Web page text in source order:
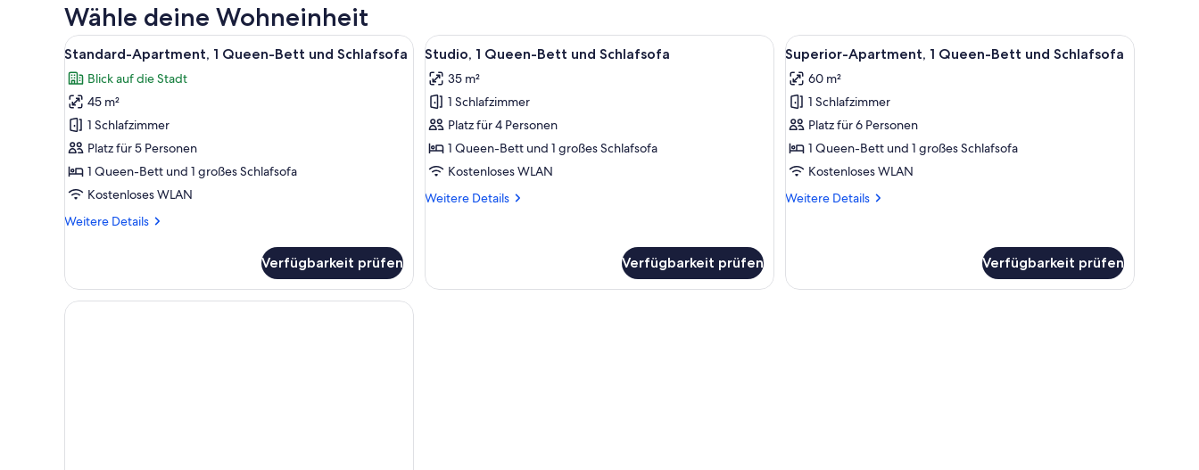
Wähle deine Wohneinheit
Alle
Fotos
für
Standard-
Apartment,
1 Queen-
Bett
und
anzeigen
Ein Hotelzimmer mit einer Küchenzeile, einem Essbereich und einem Bett mit Kopfteil.
14
Standard-Apartment, 1 Queen-Bett und Schlafsofa
Blick auf die Stadt
45 m²
1 Schlafzimmer
Platz für 5 Personen
1 Queen-Bett und 1 großes Schlafsofa
Kostenloses WLAN
Weitere Details
Weitere
Apartment,
1 Queen-
Bett
Verfügbarkeit prüfen
Alle
Fotos
für
Studio,
1 Queen-
Bett
und
anzeigen
Ein Schlafzimmer mit einem großen Bett, einem Holzkopfstück, einem Flachbildfernseher, einem Gemälde an
8
Studio, 1 Queen-Bett und Schlafsofa
35 m²
1 Schlafzimmer
Platz für 4 Personen
1 Queen-Bett und 1 großes Schlafsofa
Kostenloses WLAN
Weitere Details
Weitere
Bett
und
Verfügbarkeit prüfen
Alle
Fotos
für
Superior-
Apartment,
1 Queen-
Bett
Schlafsofa
Ein Hotelzimmer mit zwei Betten, einem
15
Superior-Apartment, 1 Queen-Bett und Schlafsofa
60 m²
1 Schlafzimmer
Platz für 6 Personen
1 Queen-Bett und 1 großes Schlafsofa
Kostenloses WLAN
Weitere Details
Weitere
1 Queen-
Bett
Verfügbarkeit prüfen